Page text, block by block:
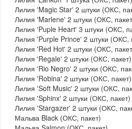
Лилия 'Magic Star' 2 штуки (ОКС,
Лилия 'Marlene' 2 штуки (ОКС,
Лилия 'Puple Heart' 3 штуки (ОКС,
Лилия 'Purple Prince' 2 штуки (ОКС,
Лилия 'Red Hot' 2 штуки (ОКС,
Лилия 'Regale' 2 штуки (ОКС, пакет)
Лилия 'Rio Negro' 2 штуки (ОКС,
Лилия 'Robina' 2 штуки (ОКС, пакет)
Лилия 'Soft Music' 2 штуки (ОКС,
Лилия 'Sphinx' 2 штуки (ОКС, пакет)
Лилия 'Stargazer' 2 штуки (ОКС,
Мальва Black (ОКС, пакет)